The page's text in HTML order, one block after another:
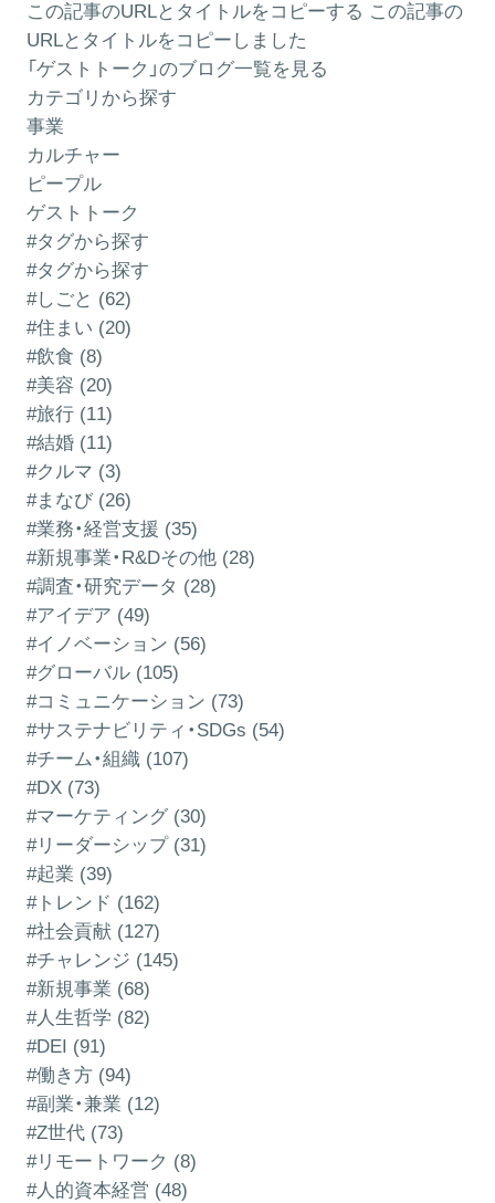
この記事のURLとタイトルをコピーする この記事の
URLとタイトルをコピーしました
「ゲストトーク」のブログ一覧を見る
カテゴリから探す
事業
カルチャー
ピープル
ゲストトーク
#タグから探す
#タグから探す
#しごと (62)
#住まい (20)
#飲食 (8)
#美容 (20)
#旅行 (11)
#結婚 (11)
#クルマ (3)
#まなび (26)
#業務・経営支援 (35)
#新規事業・R&Dその他 (28)
#調査・研究データ (28)
#アイデア (49)
#イノベーション (56)
#グローバル (105)
#コミュニケーション (73)
#サステナビリティ・SDGs (54)
#チーム・組織 (107)
#DX (73)
#マーケティング (30)
#リーダーシップ (31)
#起業 (39)
#トレンド (162)
#社会貢献 (127)
#チャレンジ (145)
#新規事業 (68)
#人生哲学 (82)
#DEI (91)
#働き方 (94)
#副業・兼業 (12)
#Z世代 (73)
#リモートワーク (8)
#人的資本経営 (48)